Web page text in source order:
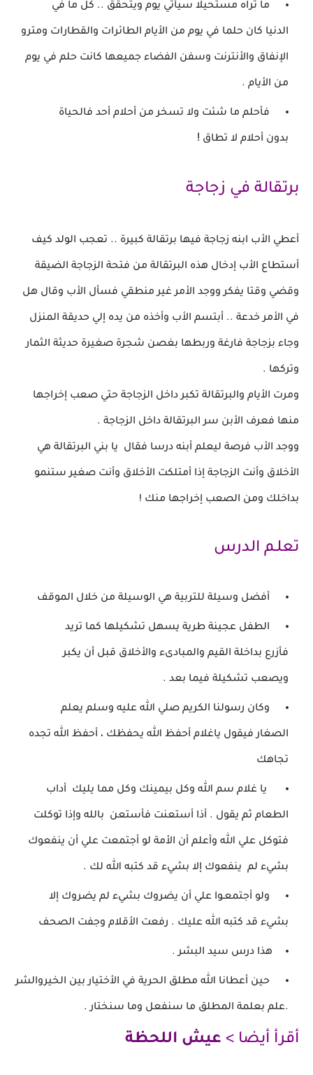
ما تراه مستحيلا سيأتي يوم ويتحقق .. كل ما في
الدنيا كان حلما في يوم من الأيام الطائرات والقطارات ومترو
الإنفاق والأنترنت وسفن الفضاء جميعها كانت حلم في يوم
من الأيام .
فأحلم ما شئت ولا تسخر من أحلام أحد فالحياة
بدون أحلام لا تطاق !
برتقالة في زجاجة
أعطي الأب ابنه زجاجة فيها برتقالة كبيرة .. تعجب الولد كيف
أستطاع الأب إدخال هذه البرتقالة من فتحة الزجاجة الضيقة
وقضي وقتا يفكرووجد الأمر غير منطقي فسأل الأب وقال هل
في الأمر خدعة .. أبتسم الأب وأخذه من يده إلي حديقة المنزل
وجاء بزجاجة فارغة وربطها بغصن شجرة صغيرة حديثة الثمار
وتركها .
ومرت الأيام والبرتقالة تكبر داخل الزجاجة حتي صعب إخراجها
منها فعرف الأبن سر البرتقالة داخل الزجاجة .
ووجد الأب فرصة ليعلم أبنه درسا فقال يا بني البرتقالة هي
الأخلاق وأنت الزجاجة إذا أمتلكت الأخلاق وأنت صغير ستنمو
بداخلك ومن الصعب إخراجها منك !
تعلـم الدرس
أفضل وسيلة للتربية هي الوسيلة من خلال الموقف
الطفل عجينة طرية يسهل تشكيلها كما تريد
فأزرع بداخلة القيم والمبادىء والأخلاق قبل أن يكبر
ويصعب تشكيلة فيما بعد .
وكان رسولنا الكريم صلي الله عليه وسلم يعلم
الصغارفيقول ياغلام أحفظ الله يحفظك ، أحفظ الله تجده
تجاهك
يا غلام سم الله وكل بيمينك وكل مما يليك أداب
الطعام ثم يقول . أذا أستعنت فأستعن بالله وإذا توكلت
فتوكل علي الله وأعلم أن الأمة لو أجتمعت علي أن ينفعوك
بشيء لم ينفعوك إلا بشيء قد كتبه الله لك .
ولو أجتمعـوا علي أن يضروك بشيء لم يضروك إلا
بشيء قد كتبه الله عليك . رفعت الأقلام وجفت الصحف
هذا درس سيد البشر .
حين أعطانا الله مطلق الحرية في الأختيار بين الخيروالشر
.علم بعلمة المطلق ما سنفعل وما سنختار .
أقرأ أيضا > عيش اللحظة